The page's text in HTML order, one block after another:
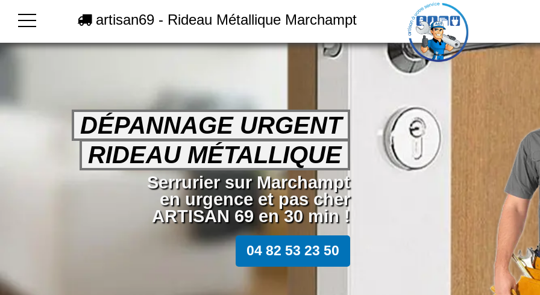
artisan69 - Rideau Métallique Marchampt
DÉPANNAGE URGENT
RIDEAU MÉTALLIQUE
Serrurier sur Marchampt
en urgence et pas cher
ARTISAN 69 en 30 min !
04 82 53 23 50